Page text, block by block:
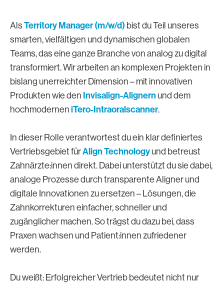
Als Territory Manager (m/w/d) bist du Teil unseres
smarten, vielfältigen und dynamischen globalen
Teams, das eine ganze Branche von analog zu digital
transformiert. Wir arbeiten an komplexen Projekten in
bislang unerreichter Dimension – mit innovativen
Produkten wie den Invisalign-Alignern und dem
hochmodernen iTero-Intraoralscanner.
In dieser Rolle verantwortest du ein klar definiertes
Vertriebsgebiet fürAlign Technology und betreust
Zahnärzte:innen direkt. Dabei unterstützt du sie dabei,
analoge Prozesse durch transparente Aligner und
digitale Innovationen zu ersetzen – Lösungen, die
Zahnkorrekturen einfacher, schneller und
zugänglicher machen. So trägst du dazu bei, dass
Praxen wachsen und Patient:innen zufriedener
werden.
Du weißt: Erfolgreicher Vertrieb bedeutet nicht nur